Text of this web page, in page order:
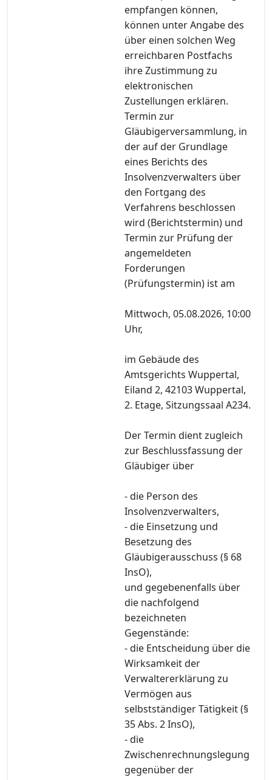
empfangen können,
können unter Angabe des
über einen solchen Weg
erreichbaren Postfachs
ihre Zustimmung zu
elektronischen
Zustellungen erklären.
Termin zur
Gläubigerversammlung, in
der auf der Grundlage
eines Berichts des
Insolvenzverwalters über
den Fortgang des
Verfahrens beschlossen
wird (Berichtstermin) und
Termin zur Prüfung der
angemeldeten
Forderungen
(Prüfungstermin) ist am
Mittwoch, 05.08.2026, 10:00
Uhr,
im Gebäude des
Amtsgerichts Wuppertal,
Eiland 2, 42103 Wuppertal,
2. Etage, Sitzungssaal A234.
Der Termin dient zugleich
zur Beschlussfassung der
Gläubiger über
- die Person des
Insolvenzverwalters,
- die Einsetzung und
Besetzung des
Gläubigerausschuss (§ 68
InsO),
und gegebenenfalls über
die nachfolgend
bezeichneten
Gegenstände:
- die Entscheidung über die
Wirksamkeit der
Verwaltererklärung zu
Vermögen aus
selbstständiger Tätigkeit (§
35 Abs. 2 InsO),
- die
Zwischenrechnungslegung
gegenüber der